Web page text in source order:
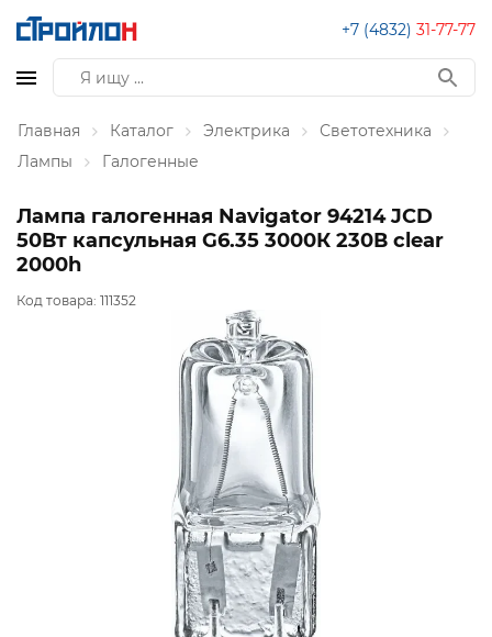
+7 (4832) 31-77-77
Главная Каталог Электрика
Светотехника
Лампы
Галогенные
Лампа галогенная Navigator 94214 JCD
50Вт капсульная G6.35 3000К 230В clear
2000h
Код товара: 111352